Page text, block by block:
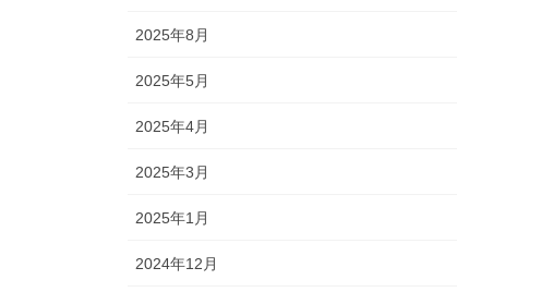
2025年8月
2025年5月
2025年4月
2025年3月
2025年1月
2024年12月